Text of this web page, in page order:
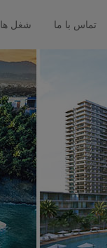
شغل ها تماس با ما